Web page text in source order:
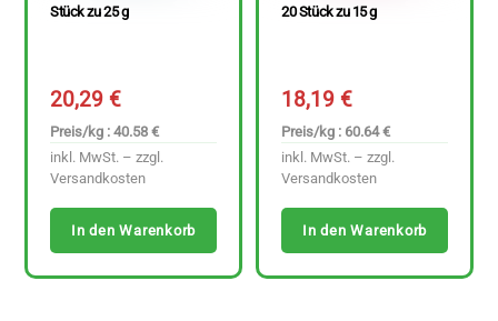
Stück zu 25 g
20,29€
Preis/kg : 40.58 €
inkl. MwSt. – zzgl.
Versandkosten
In den Warenkorb
20 Stück zu 15 g
18,19€
Preis/kg : 60.64 €
inkl. MwSt. – zzgl.
Versandkosten
In den Warenkorb